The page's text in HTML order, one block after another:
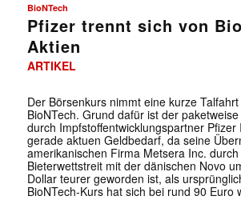
BioNTech
Pfizer trennt sich von
Aktien
ARTIKEL
Der Börsenkurs nimmt eine kurze
BioNTech. Grund dafür ist der
durch Impfstoffentwicklungspartner Pfizer
gerade aktuen Geldbedarf, da seine
amerikanischen Firma Metsera Inc.
Bieterwettstreit mit der dänischen Novo
Dollar teurer geworden ist, als
BioNTech-Kurs hat sich bei rund 90 Euro